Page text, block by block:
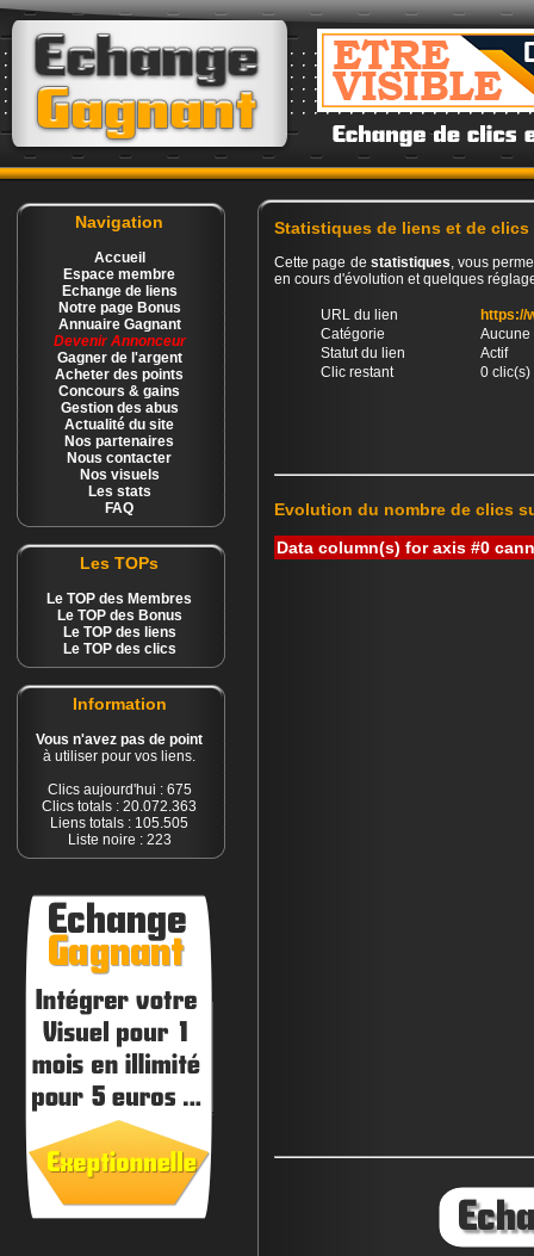
Navigation
Accueil
Espace membre
Echange de liens
Notre page Bonus
Annuaire Gagnant
Devenir Annonceur
Gagner de l'argent
Acheter des points
Concours & gains
Gestion des abus
Actualité du site
Nos partenaires
Nous contacter
Nos visuels
Les stats
FAQ
Les TOPs
Le TOP des Membres
Le TOP des Bonus
Le TOP des liens
Le TOP des clics
Information
Vous n'avez pas de point
à utiliser pour vos liens.
Clics aujourd'hui : 675
Clics totals : 20.072.363
Liens totals : 105.505
Liste noire : 223
Statistiques de liens et de clics
Cette page de statistiques, vous
en cours d'évolution et quelques
URL du lien
https://
Catégorie
Aucune
Statut du lien
Actif
Clic restant
0 clic(s)
Evolution du nombre de clics
Data column(s) for axis #0